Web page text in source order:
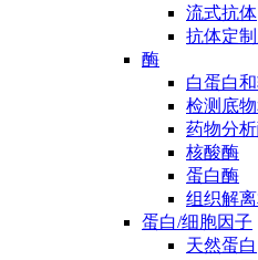
流式抗体
抗体定
酶
白蛋白
检测底
药物分
核酸酶
蛋白酶
组织解
蛋白/细胞因子
天然蛋白